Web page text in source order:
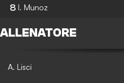
8 I. Munoz
ALLENATORE
A. Lisci